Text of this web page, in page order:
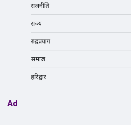
राजनीति
राज्य
रुद्रप्रयाग
समाज
हरिद्वार
Ad